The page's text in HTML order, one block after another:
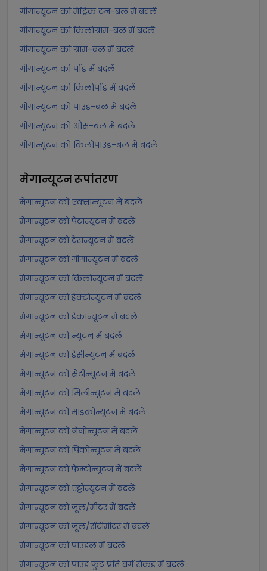
गीगान्यूटन को मेट्रिक टन-बल में बदलें
गीगान्यूटन को किलोग्राम-बल में बदलें
गीगान्यूटन को ग्राम-बल में बदलें
गीगान्यूटन को पोंड में बदलें
गीगान्यूटन को किलोपोंड में बदलें
गीगान्यूटन को पाउंड-बल में बदलें
गीगान्यूटन को औंस-बल में बदलें
गीगान्यूटन को किलोपाउंड-बल में बदलें
मेगान्यूटनरूपांतरण
मेगान्यूटन को एक्सान्यूटन में बदलें
मेगान्यूटन को पेटान्यूटन में बदलें
मेगान्यूटन को टेरान्यूटन में बदलें
मेगान्यूटन को गीगान्यूटन में बदलें
मेगान्यूटन को किलोन्यूटन में बदलें
मेगान्यूटन को हेक्टोन्यूटन में बदलें
मेगान्यूटन को डेकान्यूटन में बदलें
मेगान्यूटन को न्यूटन में बदलें
मेगान्यूटन को डेसीन्यूटन में बदलें
मेगान्यूटन को सेंटीन्यूटन में बदलें
मेगान्यूटन को मिलीन्यूटन में बदलें
मेगान्यूटन को माइक्रोन्यूटन में बदलें
मेगान्यूटन को नैनोन्यूटन में बदलें
मेगान्यूटन को पिकोन्यूटन में बदलें
मेगान्यूटन को फेम्टोन्यूटन में बदलें
मेगान्यूटन को एट्टोन्यूटन में बदलें
मेगान्यूटन को जूल/मीटर में बदलें
मेगान्यूटन को जूल/सेंटीमीटर में बदलें
मेगान्यूटन को पाउंडल में बदलें
मेगान्यूटन को पाउंड फुट प्रति वर्ग सेकंड में बदलें